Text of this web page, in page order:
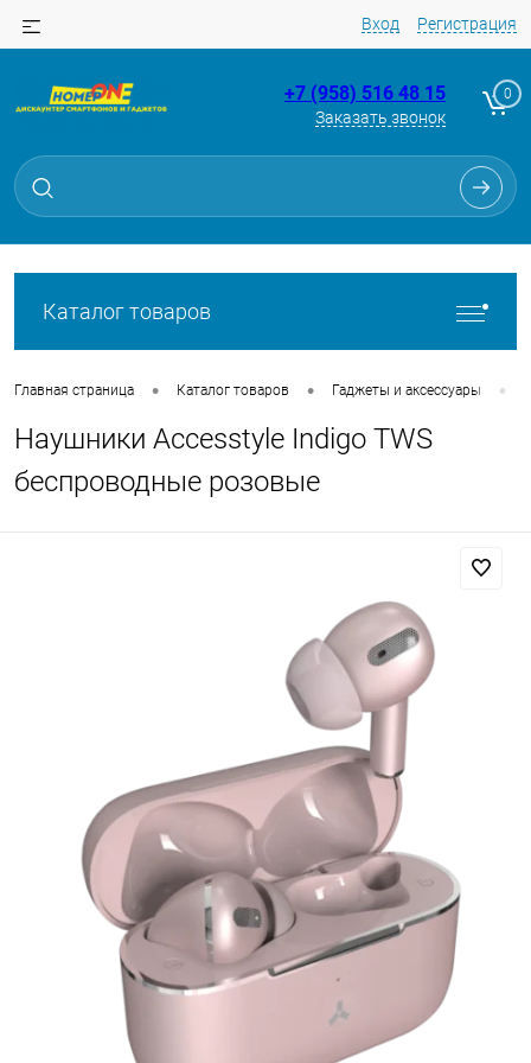
Вход Регистрация
+7 (958) 516 48 15
Заказать звонок
0
Каталог товаров
Главная страница • Каталог товаров • Гаджеты и аксессуары •
Наушники Accesstyle Indigo TWS
беспроводные розовые
Для клиентов всех банков
Разбейте
без переплат
Сегодня
Оплачивайте сегодня только
% картой любого банка
Получайте товар
выбранный способом
Оставшиеся75% будут
списыватьсяс вашей карты
25 %каждые 2 недели
Подробнее